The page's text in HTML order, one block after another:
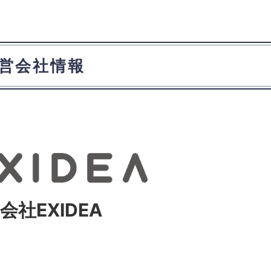
会社情報
社EXIDEA